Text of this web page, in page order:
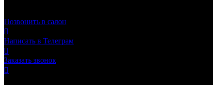
Позвонить в салон

Написать в Телеграм

Заказать звонок
